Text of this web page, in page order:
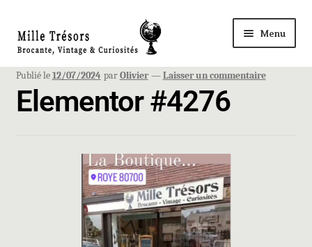
Menu
Accueil
Nos Trésors
Ma Boutique à ROYE
Publié le12/07/2024 parOlivier —Laisser un commentaire
Elementor #4276